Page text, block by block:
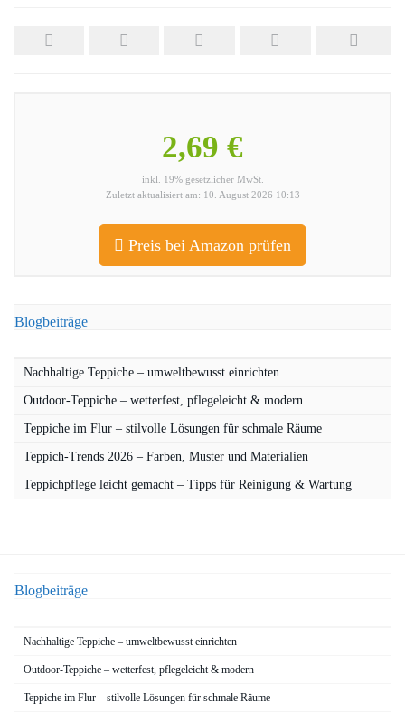
2,69 €
inkl. 19% gesetzlicher MwSt.
Zuletzt aktualisiert am: 10. August 2026 10:13
Preis bei Amazon prüfen
Blogbeiträge
Nachhaltige Teppiche – umweltbewusst einrichten
Outdoor-Teppiche – wetterfest, pflegeleicht & modern
Teppiche im Flur – stilvolle Lösungen für schmale Räume
Teppich-Trends 2026 – Farben, Muster und Materialien
Teppichpflege leicht gemacht – Tipps für Reinigung & Wartung
Blogbeiträge
Nachhaltige Teppiche – umweltbewusst einrichten
Outdoor-Teppiche – wetterfest, pflegeleicht & modern
Teppiche im Flur – stilvolle Lösungen für schmale Räume